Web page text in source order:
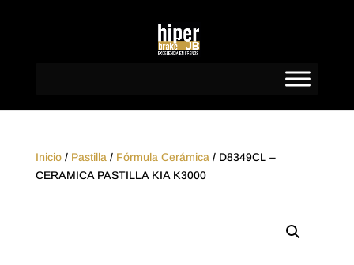
Inicio/ Pastilla / Fórmula Cerámica / D8349CL –
CERAMICA PASTILLA KIA K3000